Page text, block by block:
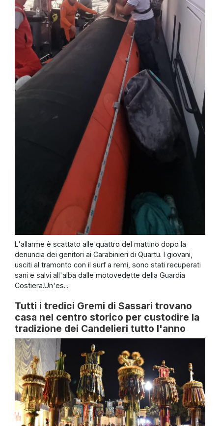
L'allarme è scattato alle quattro del mattino dopo la
denuncia dei genitori ai Carabinieri di Quartu. I giovani,
usciti al tramonto con il surf a remi, sono stati recuperati
sani e salvi all'alba dalle motovedette della Guardia
Costiera.Un'es...
Tutti i tredici Gremi di Sassari trovano
casa nel centro storico per custodire la
tradizione dei Candelieri tutto l'anno